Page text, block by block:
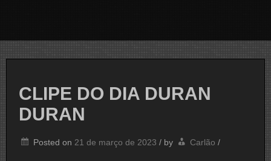
CLIPE DO DIA DURAN
DURAN
Posted on 21 de março de 2023 / by Carlão /